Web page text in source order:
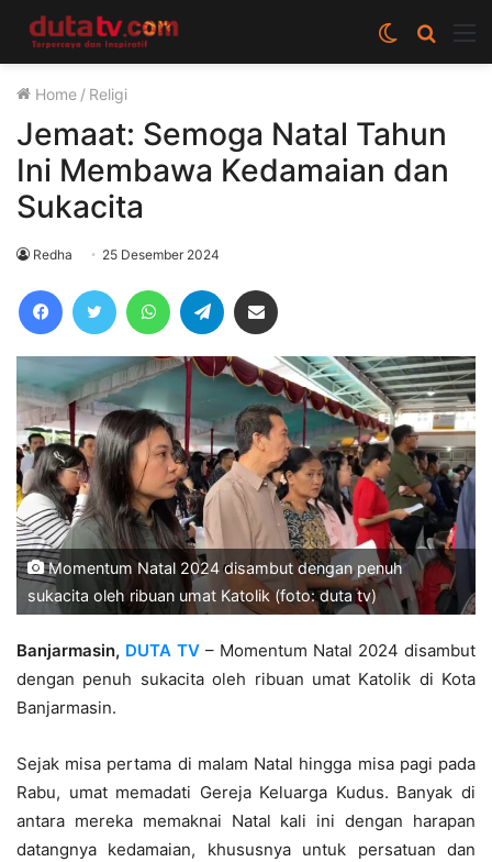
Cari
berita
Switch
skin
Home / Religi
Jemaat: Semoga Natal Tahun
Ini Membawa Kedamaian dan
Sukacita
Redha 25 Desember 2024
FacebookTwitter WhatsAppTelegram
Momentum Natal 2024 disambut dengan penuh
sukacita oleh ribuan umat Katolik (foto: duta tv)
Banjarmasin, DUTA TV – Momentum Natal 2024 disambut
dengan penuh sukacita oleh ribuan umat Katolik di Kota
Banjarmasin.
Sejak misa pertama di malam Natal hingga misa pagi pada
Rabu, umat memadati Gereja Keluarga Kudus. Banyak di
antara mereka memaknai Natal kali ini dengan harapan
datangnya kedamaian, khususnya untuk persatuan dan